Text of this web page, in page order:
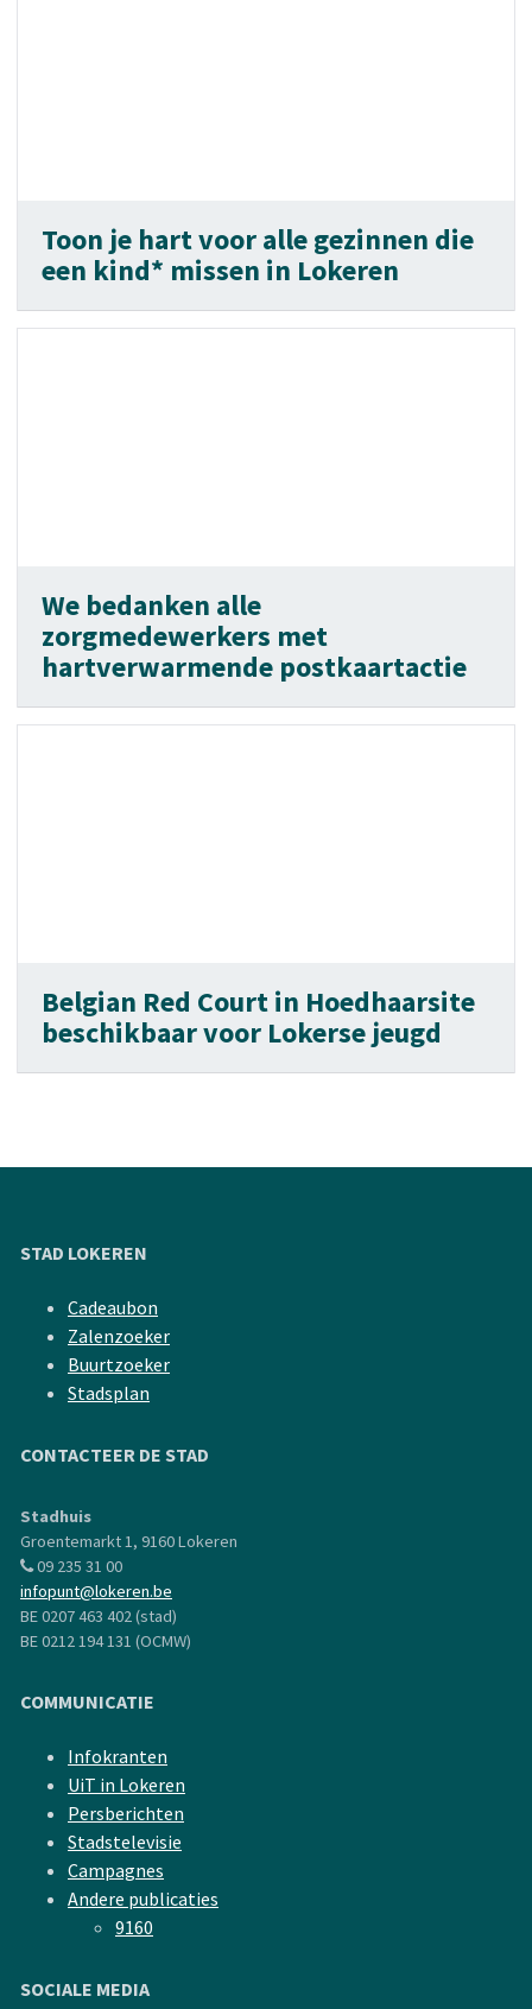
Toon je hart voor alle gezinnen die
een kind* missen in Lokeren
We bedanken alle
zorgmedewerkers met
hartverwarmende postkaartactie
Belgian Red Court in Hoedhaarsite
beschikbaar voor Lokerse jeugd
STAD LOKEREN
Cadeaubon
Zalenzoeker
Buurtzoeker
Stadsplan
CONTACTEER DE STAD
Stadhuis
Groentemarkt 1, 9160 Lokeren
09 235 31 00
infopunt@lokeren.be
BE 0207 463 402 (stad)
BE 0212 194 131 (OCMW)
COMMUNICATIE
Infokranten
UiT in Lokeren
Persberichten
Stadstelevisie
Campagnes
Andere publicaties
9160
SOCIALE MEDIA